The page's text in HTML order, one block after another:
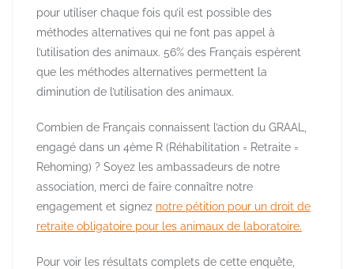
pour utiliser chaque fois qu’il est possible des
méthodes alternatives qui ne font pas appel à
l’utilisation des animaux. 56% des Français espèrent
que les méthodes alternatives permettent la
diminution de l’utilisation des animaux.
Combien de Français connaissent l’action du GRAAL,
engagé dans un 4ème R (Réhabilitation = Retraite =
Rehoming) ? Soyez les ambassadeurs de notre
association, merci de faire connaître notre
engagement et signez notre pétition pour un droit de
retraite obligatoire pour les animaux de laboratoire.
Pour voir les résultats complets de cette enquête,